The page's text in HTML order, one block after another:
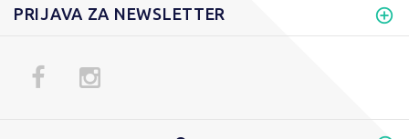
PRIJAVA ZA NEWSLETTER